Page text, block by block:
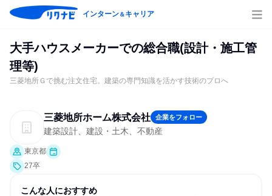
インターン＆キャリア
大手ハウスメーカーでの総合職(設計・施工管
理等)
三菱地所Ｇで挑む注文住宅。建築の専門知識を活かす技術のプロへ
三菱地所ホーム株式会社 企業をフォロー
建築設計、建設・土木、不動産
東京都
27卒
こんな人におすすめ